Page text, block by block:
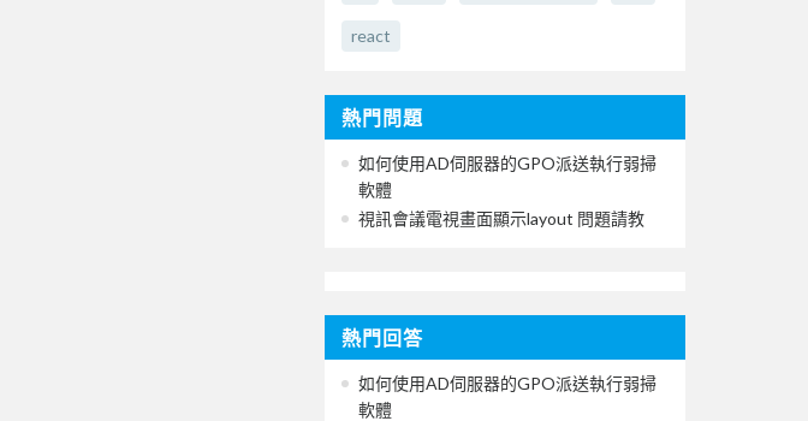
react
熱門問題
如何使用AD伺服器的GPO派送執行弱掃
軟體
視訊會議電視畫面顯示layout 問題請教
熱門回答
如何使用AD伺服器的GPO派送執行弱掃
軟體